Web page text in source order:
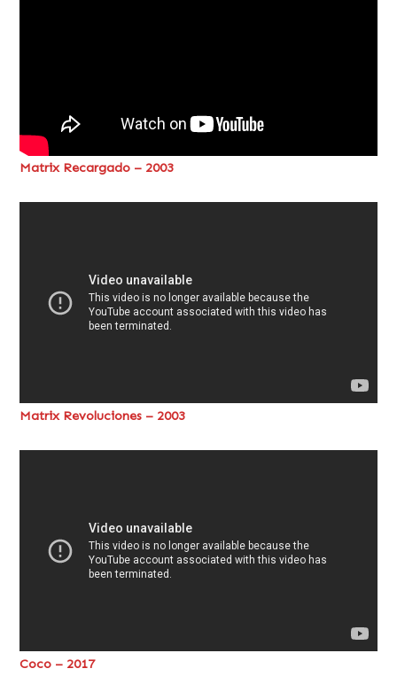
Matrix Recargado – 2003
Matrix Revoluciones – 2003
Coco – 2017